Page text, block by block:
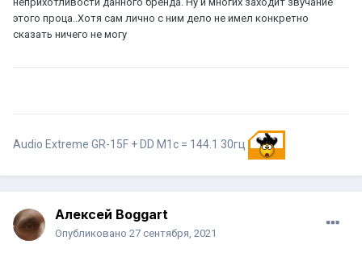
этого проца..Хотя сам лично с ним дело не имел конкретно
сказать ничего не могу
Audio Extreme GR-15F + DD M1c = 144.1 30гц
Алексей Boggart
Опубликовано 27 сентября, 2021